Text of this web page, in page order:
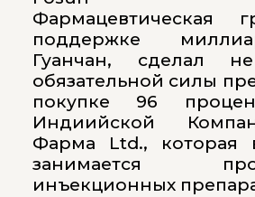
Фармацевтическая
поддержке
Гуанчан, сделал
обязательной силы
покупке 96
Индиийской
Фарма Ltd., которая
занимается
инъекционных